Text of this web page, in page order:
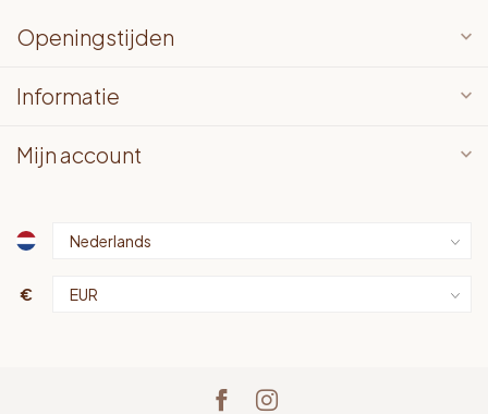
Openingstijden
Informatie
Mijn account
€